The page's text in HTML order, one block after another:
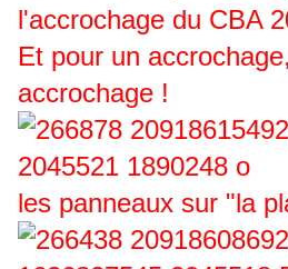
l'accrochage du CBA
Et pour un
accrochage !
les panneaux sur "la